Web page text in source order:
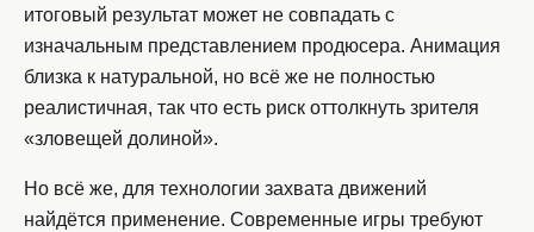
итоговый результат может не совпадать с
изначальным представлением продюсера. Анимация
близка к натуральной, но всё же не полностью
реалистичная, так что есть риск оттолкнуть зрителя
«зловещей долиной».
Но всё же, для технологии захвата движений
найдётся применение. Современные игры требуют